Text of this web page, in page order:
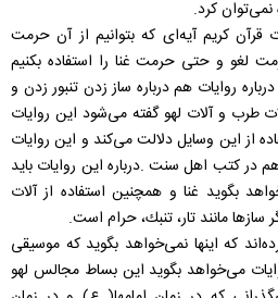
كرد.
قرآن كريم آيه‌ای كه بتوانيم از آن حرمت
لغو و حتی حرمت غنا را استفاده بكنيم
روايات هم درباره ساز زدن تنبور زدن و
طرب و آلات لهو گفته می‌شود اين روايات
از اين وسايل دلالت می‌كند و اين روايات
كتب اهل سنت .درباره اين روايات بايد
بگويد غنا و همچنين استفاده از آلات
سازها مانند تار، تنبك‌، حرام است.
كه اينها نمی‌خواهد بگويد كه موسيقی
می‌خواهد بگويد اين بساط مجالس لهو